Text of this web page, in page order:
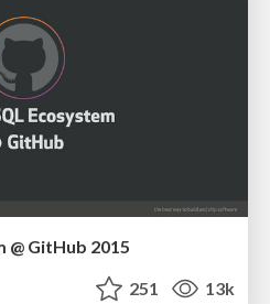
@ GitHub 2015
251 13k